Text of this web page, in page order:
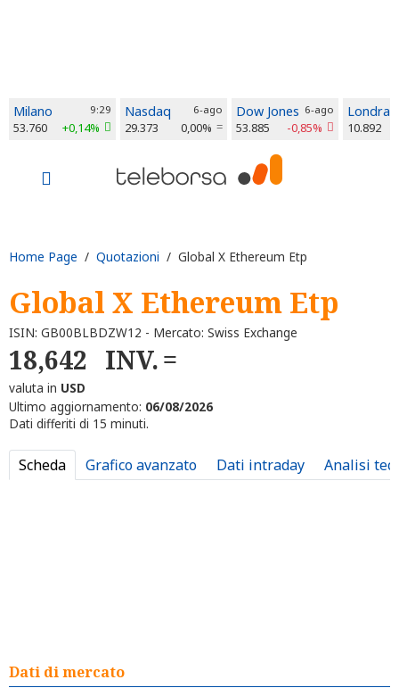
Milano 9:29
53.760 +0,14%
Nasdaq 6-ago
29.373 0,00%
Dow Jones 6-ago
53.885 -0,85%
Londra
10.892
Home Page / Quotazioni / Global X Ethereum Etp
Global X Ethereum Etp
ISIN: GB00BLBDZW12 - Mercato: Swiss Exchange
18,642 INV.
valuta in USD
Ultimo aggiornamento: 06/08/2026
Dati differiti di 15 minuti.
Scheda Grafico avanzato Dati intraday Analisi
Dati di mercato